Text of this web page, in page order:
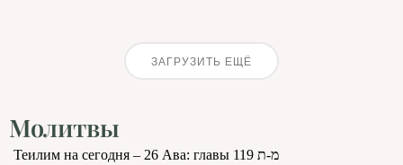
ЗАГРУЗИТЬ ЕЩЁ
Молитвы
Теилим на сегодня – 26 Ава: главы 119 מ-ת